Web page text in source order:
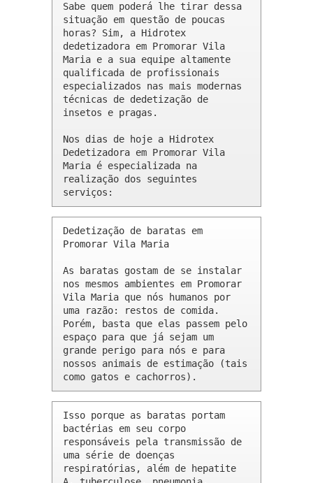
Sabe quem poderá lhe tirar dessa
situação em questão de poucas
horas? Sim, a Hidrotex
dedetizadora em Promorar Vila
Maria e a sua equipe altamente
qualificada de profissionais
especializados nas mais modernas
técnicas de dedetização de
insetos e pragas.
Nos dias de hoje a Hidrotex
Dedetizadora em Promorar Vila
Maria é especializada na
realização dos seguintes
serviços:
Dedetização de baratas em
Promorar Vila Maria
As baratas gostam de se instalar
nos mesmos ambientes em Promorar
Vila Maria que nós humanos por
uma razão: restos de comida.
Porém, basta que elas passem pelo
espaço para que já sejam um
grande perigo para nós e para
nossos animais de estimação (tais
como gatos e cachorros).
Isso porque as baratas portam
bactérias em seu corpo
responsáveis pela transmissão de
uma série de doenças
respiratórias, além de hepatite